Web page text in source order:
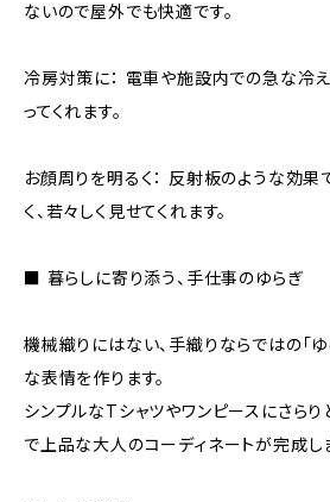
ないので屋外でも快適です。
冷房対策に： 電車や施設内での急な冷
ってくれます。
お顔周りを明るく： 反射板のような効果
く、若々しく見せてくれます。
■ 暮らしに寄り添う、手仕事のゆらぎ
機械織りにはない、手織りならではの「ゆ
な表情を作ります。
シンプルなTシャツやワンピースにさらり
で上品な大人のコーディネートが完成し